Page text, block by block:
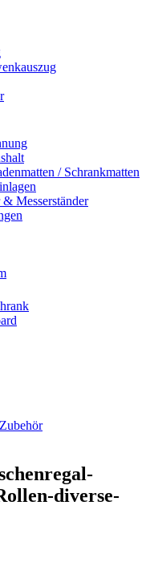
/ Schrankmatten
Messerständer
diverse-